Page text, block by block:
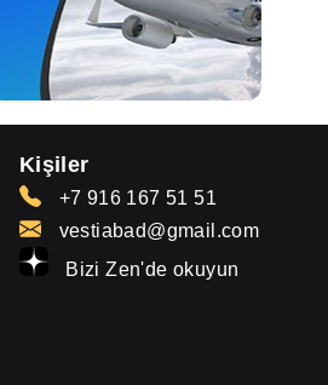
Kişiler
+7 916 167 51 51
vestiabad@gmail.com
Bizi Zen'de okuyun